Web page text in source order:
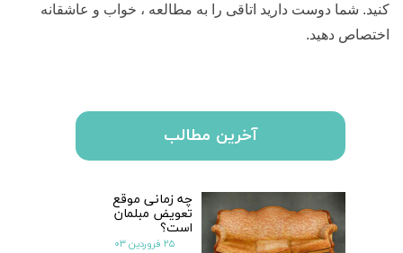
کنید. شما دوست دارید اتاقی را به مطالعه ، خواب و عاشقانه
اختصاص دهید.
آخرین مطالب
چه زمانی موقع
تعویض مبلمان
است؟
۲۵ فروردین ۰۳